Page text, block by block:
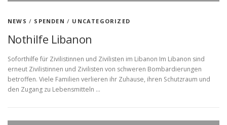
NEWS / SPENDEN / UNCATEGORIZED
Nothilfe Libanon
Soforthilfe für Zivilistinnen und Zivilisten im Libanon Im Libanon sind
erneut Zivilistinnen und Zivilisten von schweren Bombardierungen
betroffen. Viele Familien verlieren ihr Zuhause, ihren Schutzraum und
den Zugang zu Lebensmitteln …